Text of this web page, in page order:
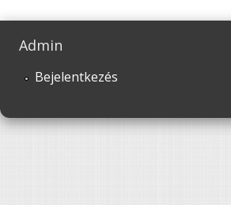
Admin
Bejelentkezés